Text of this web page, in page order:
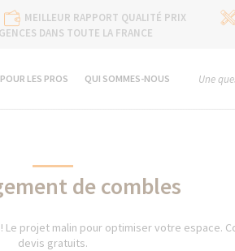
MEILLEUR RAPPORT QUALITÉ PRIX
DANS TOUTE LA FRANCE
LES PROS QUI SOMMES-NOUS Une
de combles
projet malin pour optimiser votre espace.
devis gratuits.